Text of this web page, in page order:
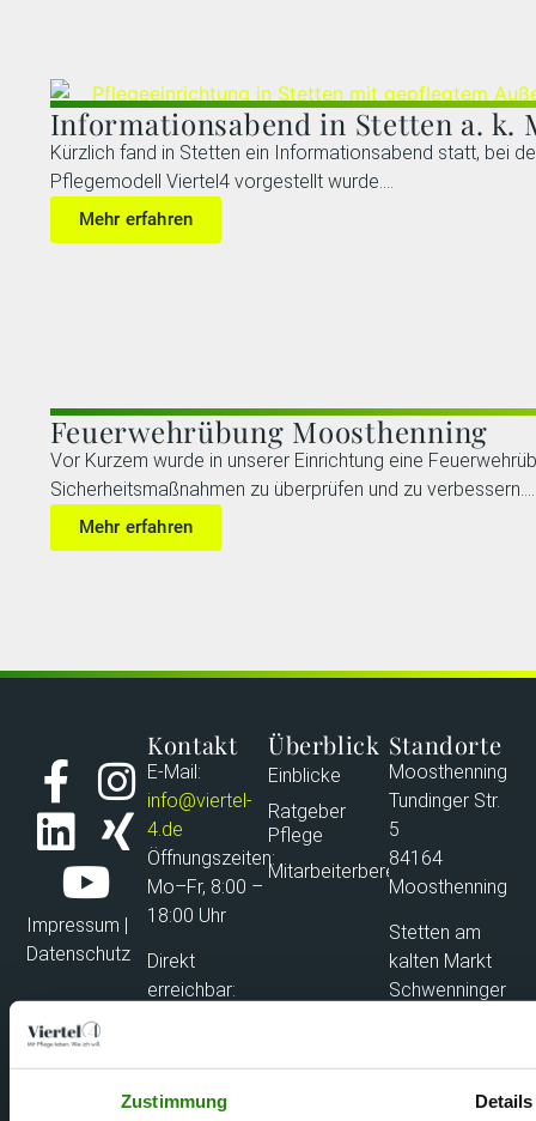
Zustimmung Details
Informationsabend in Stetten a. k.
Kürzlich fand in Stetten ein Informationsabend statt, bei
Pflegemodell Viertel4 vorgestellt wurde....
Mehr erfahren
Feuerwehrübung Moosthenning
Vor Kurzem wurde in unserer Einrichtung eine
Sicherheitsmaßnahmen zu überprüfen und zu verbessern....
Mehr erfahren
Impressum |
Datenschutz
Standorte
Moosthenning
Tundinger Str.
5
84164
Moosthenning
Stetten am
kalten Markt
Schwenninger
am kalten
Überblick
Einblicke
Ratgeber
Pflege
Mitarbeiterbereich
Kontakt
E-Mail:
info@viertel-
4.de
Öffnungszeiten:
Mo–Fr, 8:00 –
18:00 Uhr
Direkt
erreichbar:
+497573
95791-0